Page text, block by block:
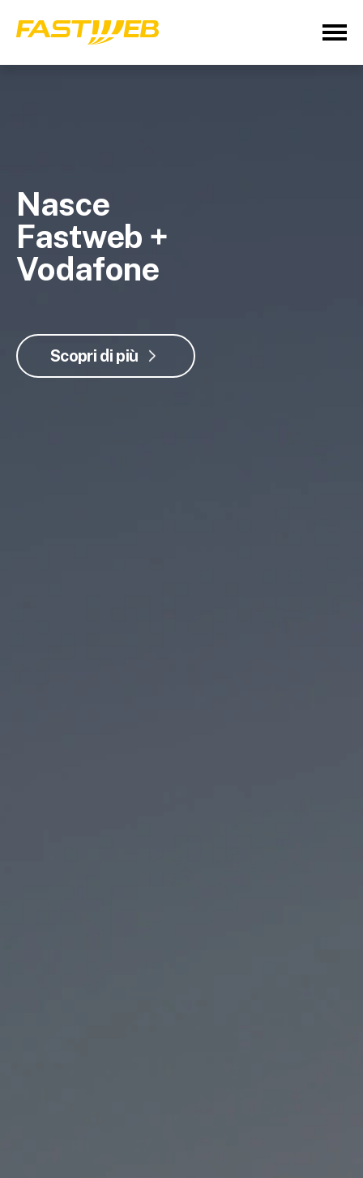
Nasce
Fastweb +
Vodafone
Scopri di più